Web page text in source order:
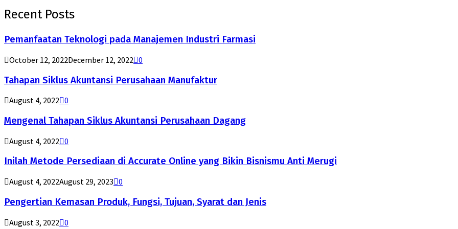
Recent Posts
Pemanfaatan Teknologi pada Manajemen Industri Farmasi
October 12, 2022December 12, 2022 0
Tahapan Siklus Akuntansi Perusahaan Manufaktur
August 4, 2022 0
Mengenal Tahapan Siklus Akuntansi Perusahaan Dagang
August 4, 2022 0
Inilah Metode Persediaan di Accurate Online yang Bikin Bisnismu Anti Merugi
August 4, 2022August 29, 2023 0
Pengertian Kemasan Produk, Fungsi, Tujuan, Syarat dan Jenis
August 3, 2022 0